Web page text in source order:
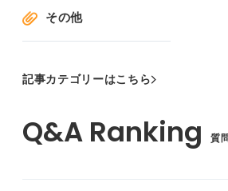
その他
記事カテゴリーはこちら
質